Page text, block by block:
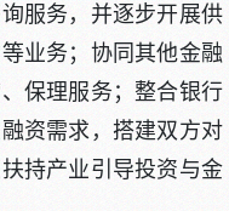
服务，并逐步开展供
业务；协同其他金融
保理服务；整合银行
资需求，搭建双方对
持产业引导投资与金